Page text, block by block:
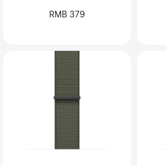
RMB 379